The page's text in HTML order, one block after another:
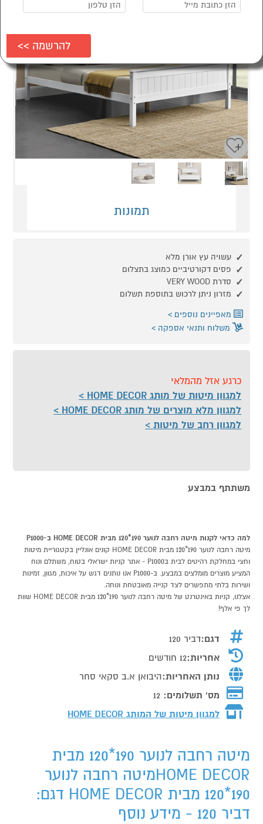
תמונות
עשויה עץ אורן מלא
פסים דקורטיביים כמוצג בתצלום
סדרת VERY WOOD
מזרון ניתן לרכוש בתוספת תשלום
מאפיינים נוספים
משלוח ותנאי אספקה
כרגע אזל מהמלאי
למגוון מיטות של מותג HOME DECOR
למגוון מלא מוצרים של מותג HOME DECOR
למגוון רחב של מיטות
משתתף במבצע
למה כדאי לקנות מיטה רחבה לנוער 190*120 מבית HOME DECOR ב-P1000
מיטה רחבה לנוער 190*120 מבית HOME DECOR קונים אונליין בקטגוריית מיטות
וחצי במחלקת רהיטים לבית בP1000 - אתר קניות ישראלי בטוח, משתלם ונוח
המציע מוצרים מומלצים במבצע. ב-P1000 אנו נותנים דגש על איכות, מגוון, זמינות
ושירות בלתי מתפשרים לצד קנייה מאובטחת ונוחה.
אצלנו, קניות באינטרנט של מיטה רחבה לנוער 190*120 מבית HOME DECOR שוות
לך פי אלף!
דגם:דביר 120
אחריות:12 חודשים
נותן האחריות:היבואן א.ב סקאי סחר
מס' תשלומים: 12
למגוון מיטות של המותג HOME DECOR
מיטה רחבה לנוער 190*120 מבית
HOME DECORמיטה רחבה לנוער
190*120 מבית HOME DECOR דגם:
דביר 120 - מידע נוסף